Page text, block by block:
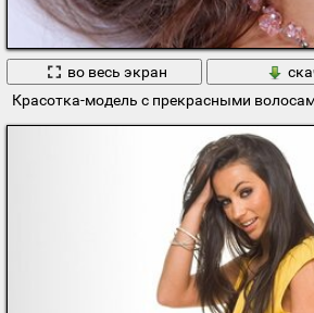
во весь экран
Красотка-модель с прекрасными